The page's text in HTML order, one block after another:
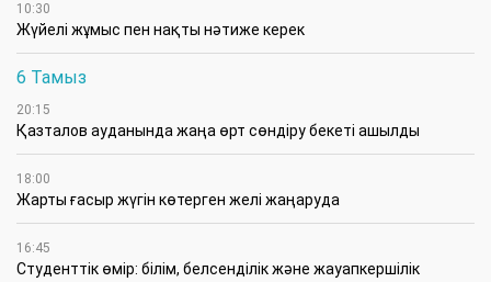
10:30
Жүйелі жұмыс пен нақты нәтиже керек
6 Тамыз
20:15
Қазталов ауданында жаңа өрт сөндіру бекеті ашылды
18:00
Жарты ғасыр жүгін көтерген желі жаңаруда
16:45
Студенттік өмір: білім, белсенділік және жауапкершілік